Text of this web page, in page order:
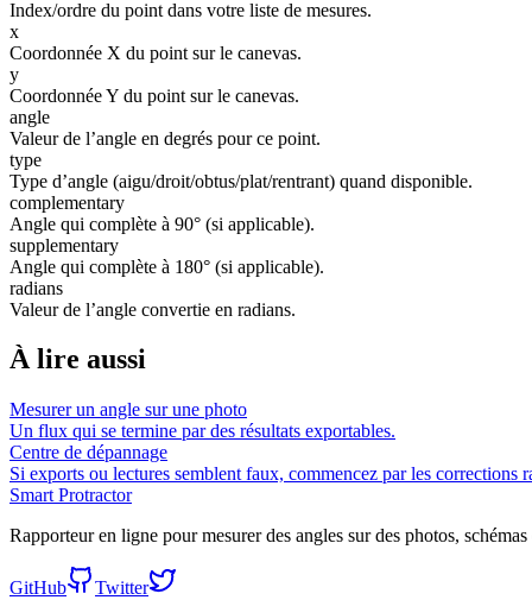
Index/ordre du point dans votre liste de mesures.
x
Coordonnée X du point sur le canevas.
y
Coordonnée Y du point sur le canevas.
angle
Valeur de l’angle en degrés pour ce point.
type
Type d’angle (aigu/droit/obtus/plat/rentrant) quand disponible.
complementary
Angle qui complète à 90° (si applicable).
supplementary
Angle qui complète à 180° (si applicable).
radians
Valeur de l’angle convertie en radians.
À lire aussi
Mesurer un angle sur une photo
Un flux qui se termine par des résultats exportables.
Centre de dépannage
Si exports ou lectures semblent faux, commencez par les corrections
Smart Protractor
Rapporteur en ligne pour mesurer des angles sur des photos, schémas
GitHub Twitter